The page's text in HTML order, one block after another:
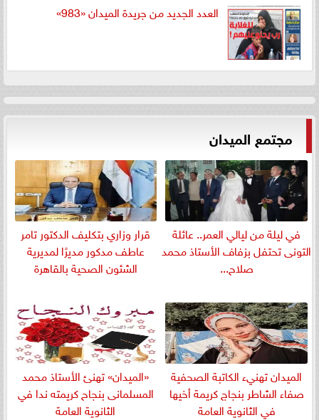
العدد الجديد من جريدة الميدان «983»
مجتمع الميدان
في ليلة من ليالي العمر.. عائلة
التونى تحتفل بزفاف الأستاذ محمد
صلاح...
قرار وزاري بتكليف الدكتور تامر
عاطف مدكور مديرًا لمديرية
الشئون الصحية بالقاهرة
الميدان تهنيء الكاتبة الصحفية
صفاء الشاطر بنجاج كريمة أخيها
في الثانوية العامة
«الميدان» تهنئ الأستاذ محمد
المسلمانى بنجاح كريمته ندا في
الثانوية العامة